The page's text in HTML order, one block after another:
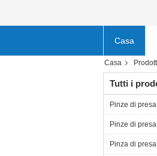
Casa
Casa
Tutti i
Pinze di
Pinze di
Pinza di